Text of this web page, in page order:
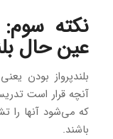
نکته
عین حال
بلندپرواز بودن
آنچه قرار است
که می‌شود آنها را
باشند.